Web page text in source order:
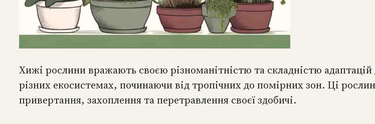
Хижі рослини вражають своєю різноманітністю та складністю
різних екосистемах, починаючи від тропічних до помірних зон. Ці
привертання, захоплення та перетравлення своєї здобичі.